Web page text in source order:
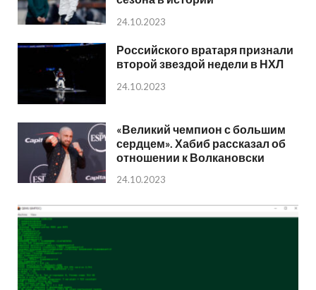
24.10.2023
Российского вратаря признали
второй звездой недели в НХЛ
24.10.2023
«Великий чемпион с большим
сердцем». Хабиб рассказал об
отношении к Волкановски
24.10.2023